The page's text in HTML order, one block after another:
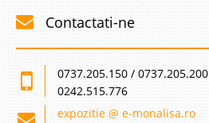
Contactati-ne
0737.205.150 / 0737.205.200
0242.515.776
expozitie @ e-monalisa.ro